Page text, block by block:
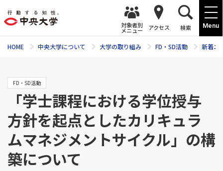
Menu
対象者別
メニュー アクセス 検索
HOME 中央大学について 大学の取り組み FD・SD活動 新着ニ
FD・SD活動
「学士課程における学位授与
方針を起点としたカリキュラ
ムマネジメントサイクル」の構
築について